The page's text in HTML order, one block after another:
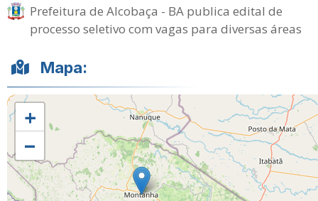
Prefeitura de Alcobaça - BA publica edital de
processo seletivo com vagas para diversas áreas
Mapa:
+
−